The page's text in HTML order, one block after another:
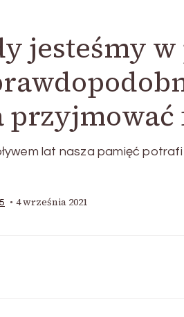
jesteśmy
lat nasza pamięć
4 września 2021